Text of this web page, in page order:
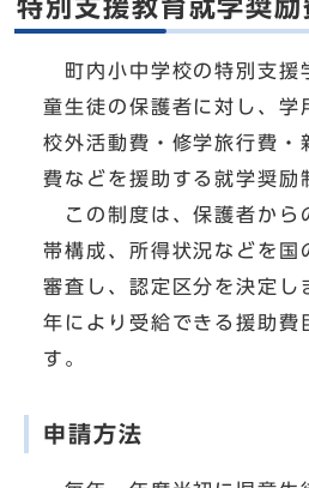
特別支援教育就学奨
町内小中学校の特別支援
童生徒の保護者に対し、学
校外活動費・修学旅行費・
費などを援助する就学奨励
この制度は、保護者から
帯構成、所得状況などを国
審査し、認定区分を決定し
年により受給できる援助費
す。
申請方法